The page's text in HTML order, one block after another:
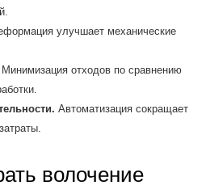
улучшает механические
Минимизация отходов по сравнению
Автоматизация сокращает
волочение